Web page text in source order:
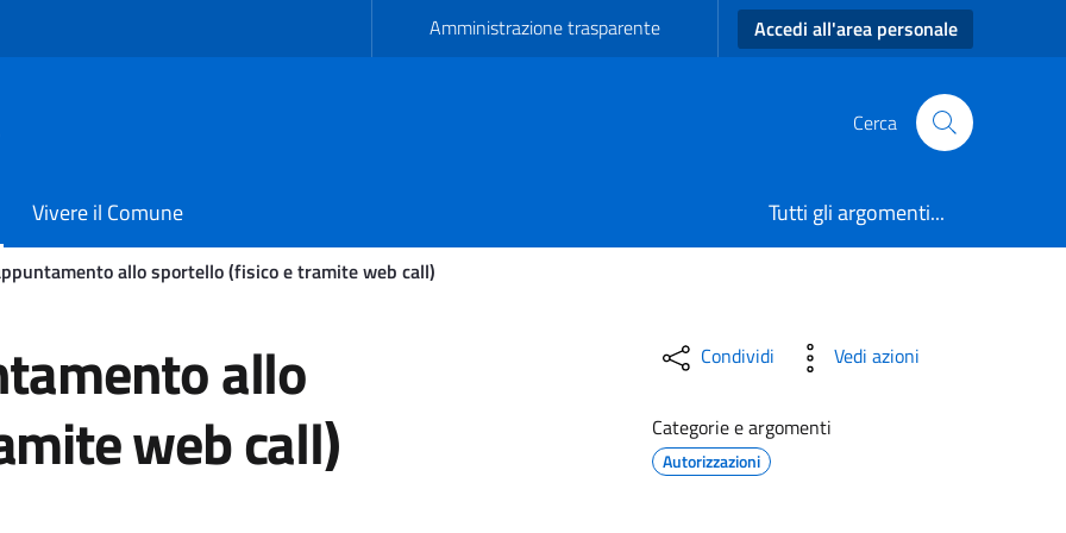
Amministrazione trasparente Accedi all'area personale
Cerca
Vivere il Comune
Tutti gli argomenti...
allo sportello (fisico e tramite web call)
allo sportello (fisico e tramite web call) -
allo
web call)
Condividi Vedi azioni
Categorie e argomenti
Autorizzazioni